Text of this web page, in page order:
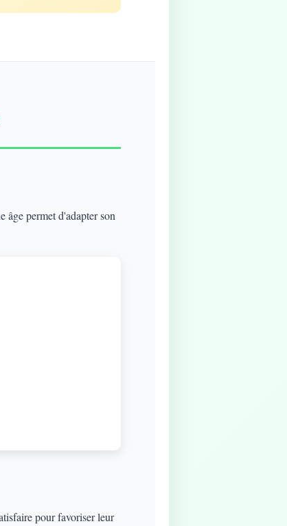
âge permet d'adapter son
pour favoriser leur